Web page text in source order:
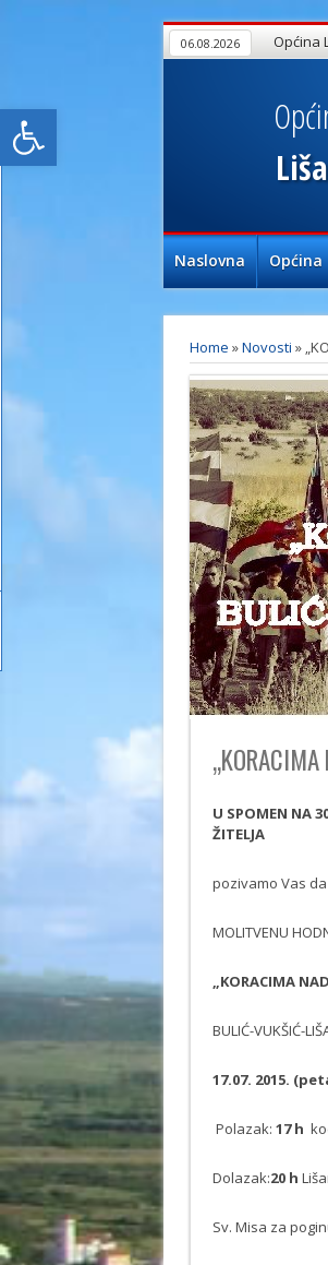
Open toolbar
06.08.2026 Općina
Naslovna Općina
Home »Novosti »
U SPOMEN NA
ŽITELJA
pozivamo Vas
MOLITVENU
„KORACIMA
BULIĆ-VUKŠIĆ-
17.07. 2015.
Polazak: 17 h
Dolazak:20 h
Sv. Misa za